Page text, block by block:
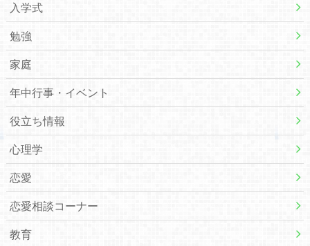
入学式
勉強
家庭
年中行事・イベント
役立ち情報
心理学
恋愛
恋愛相談コーナー
教育